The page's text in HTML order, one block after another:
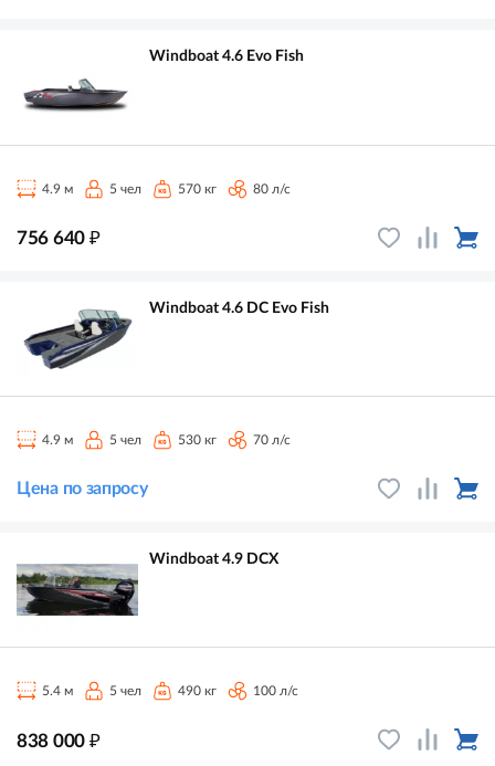
Windboat 4.6 Evo Fish
4.9 м 5 чел 570 кг 80 л/с
756 640 ₽
Windboat 4.6 DC Evo Fish
4.9 м 5 чел 530 кг 70 л/с
Цена по запросу
Windboat 4.9 DCX
5.4 м 5 чел 490 кг 100 л/с
838 000 ₽